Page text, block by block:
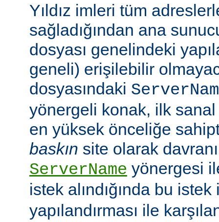
Yıldız imleri tüm
sağladığından ana
dosyası genelindeki
geneli) erişilebilir
dosyasındaki
yönergeli konak, ilk
en yüksek önceliğe
baskın site olarak
ServerName yönergesi
istek alındığında bu
yapılandırması ile